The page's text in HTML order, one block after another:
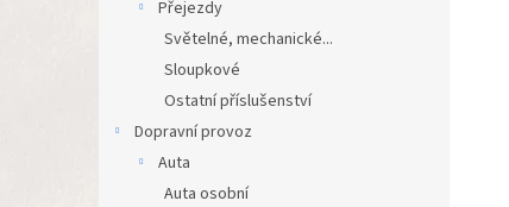
Přejezdy
Světelné, mechanické...
Sloupkové
Ostatní příslušenství
Dopravní provoz
Auta
Auta osobní